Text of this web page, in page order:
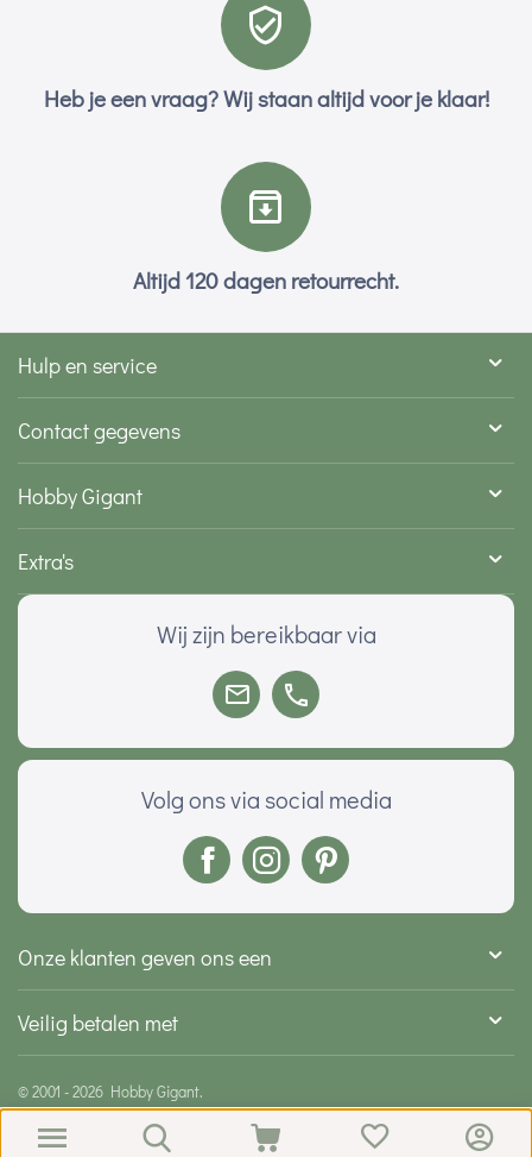
Heb je een vraag? Wij staan altijd voor je klaar!
Altijd 120 dagen retourrecht.
Hulp en service
Contact gegevens
Hobby Gigant
Extra's
Wij zijn bereikbaar via
Volg ons via social media
Onze klanten geven ons een
Veilig betalen met
© 2001 - 2026 Hobby Gigant.